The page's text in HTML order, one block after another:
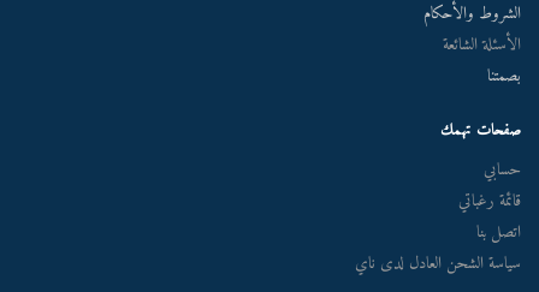
الشروط والأحكام
الأسئلة الشائعة
بصمتنا
صفحات تهمك
حسابي
قائمة رغباتي
اتصل بنا
سياسة الشحن العادل لدى ناي